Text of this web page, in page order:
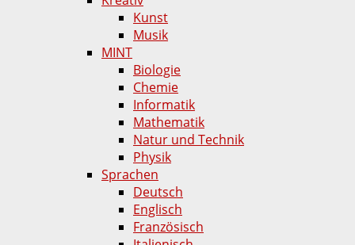
Kunst
Musik
MINT
Biologie
Chemie
Informatik
Mathematik
Natur und Technik
Physik
Sprachen
Deutsch
Englisch
Französisch